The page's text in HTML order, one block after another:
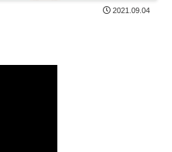
2021.09.04